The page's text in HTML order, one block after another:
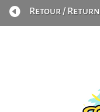
 Retour / Return